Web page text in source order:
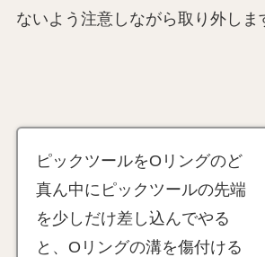
ないよう注意しながら取り外しま
ピックツールをOリングのど
真ん中にピックツールの先端
を少しだけ差し込んでやる
と、Oリングの溝を傷付ける